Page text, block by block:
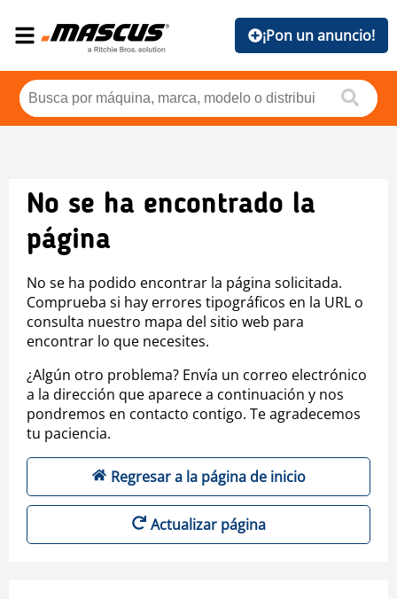
¡Pon un anuncio!
No se ha encontrado la
página
No se ha podido encontrar la página solicitada.
Comprueba si hay errores tipográficos en la URL o
consulta nuestro mapa del sitio web para
encontrar lo que necesites.
¿Algún otro problema? Envía un correo electrónico
a la dirección que aparece a continuación y nos
pondremos en contacto contigo. Te agradecemos
tu paciencia.
Regresar a la página de inicio
Actualizar página